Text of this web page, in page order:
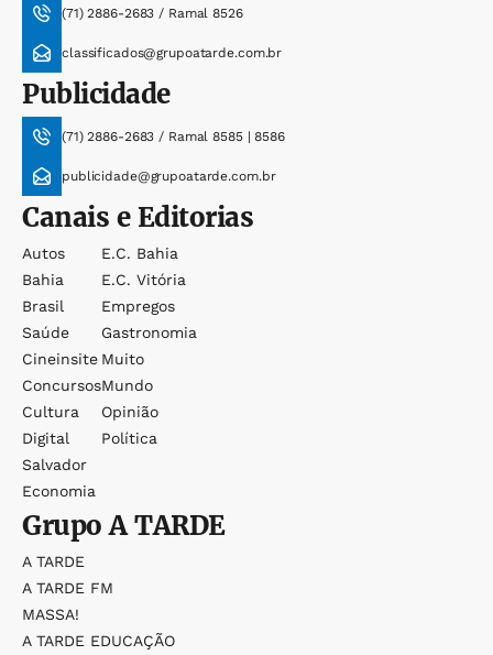
(71) 2886-2683 / Ramal 8526
classificados@grupoatarde.com.br
Publicidade
(71) 2886-2683 / Ramal 8585 | 8586
publicidade@grupoatarde.com.br
Canais e Editorias
Autos
Bahia
Brasil
Saúde
Cineinsite
Concursos
Cultura
Digital
Salvador
Economia
E.c. Bahia
E.c. Vitória
Empregos
Gastronomia
Muito
Mundo
Opinião
Política
GrupoA TARDE
A TARDE
A TARDE FM
MASSA!
A TARDE EDUCAÇÃO